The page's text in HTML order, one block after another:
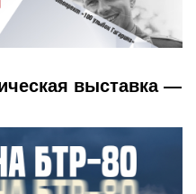
выставка —